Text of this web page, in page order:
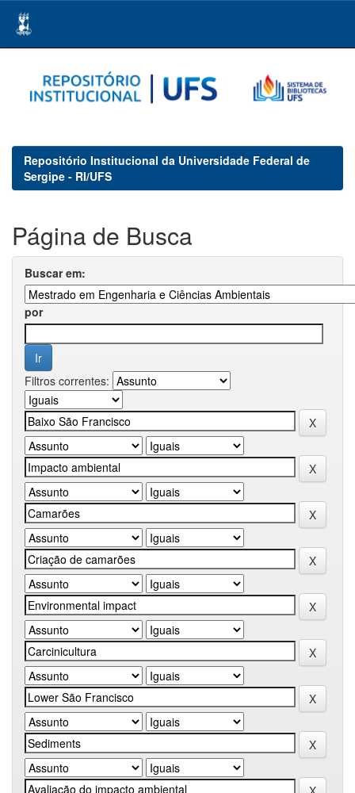
navigation
Repositório Institucional da Universidade Federal de
Sergipe - RI/UFS
Página de Busca
Buscar em:
por
Filtros correntes: